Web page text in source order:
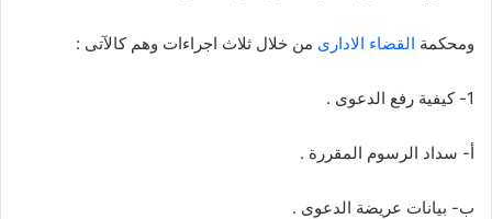
ومحكمة القضاء الادارى من خلال ثلاث اجراءات وهم كالآتى :
1- كيفية رفع الدعوى .
أ- سداد الرسوم المقررة .
ب- بيانات عريضة الدعوى .